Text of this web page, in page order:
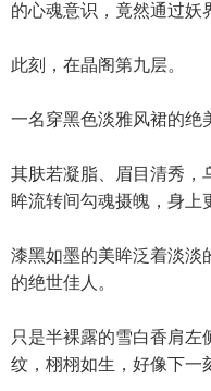
的心魂意识，竟然通过妖
此刻，在晶阁第九层。
一名穿黑色淡雅风裙的绝
其肤若凝脂、眉目清秀，
眸流转间勾魂摄魄，身上
漆黑如墨的美眸泛着淡淡
的绝世佳人。
只是半裸露的雪白香肩
纹，栩栩如生，好像下一